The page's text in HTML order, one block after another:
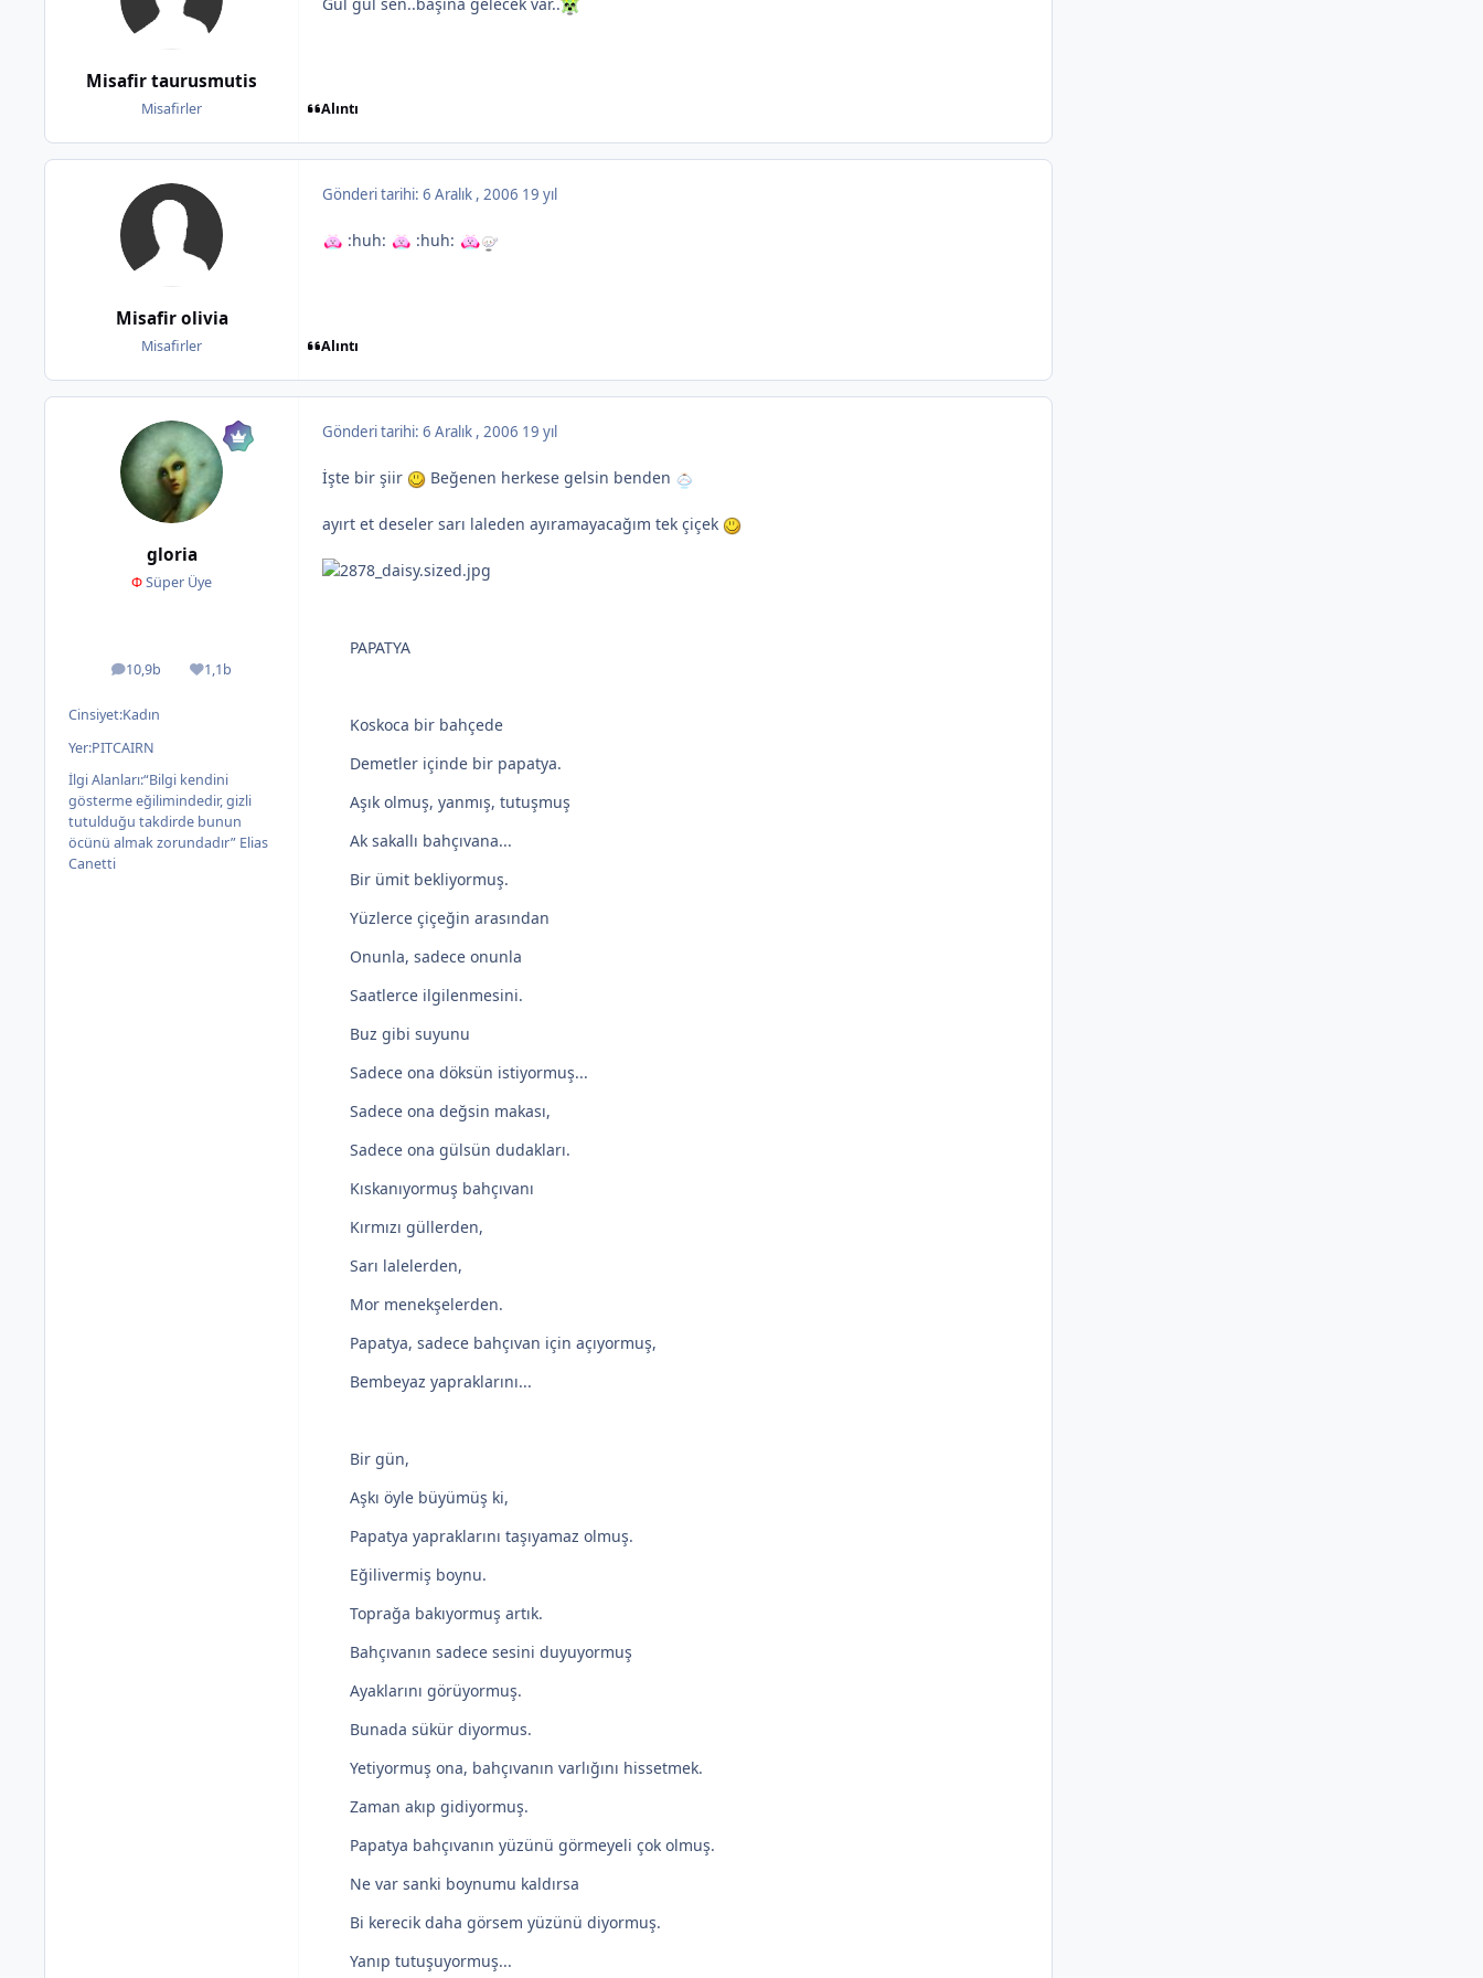
Misafir taurusmutis
Misafirler Alıntı
Misafir olivia
Misafirler
Gönderi tarihi: 6 Aralık , 2006 19 yıl
:huh: :huh:
Alıntı
gloria
ΦSüper Üye
10,9b
ileti 1,1b
İtibar
Cinsiyet:Kadın
Yer:PITCAIRN
İlgi Alanları:“Bilgi kendini
gösterme eğilimindedir, gizli
tutulduğu takdirde bunun
öcünü almak zorundadır” Elias
Canetti
Gönderi tarihi: 6 Aralık , 2006 19 yıl
İşte bir şiir Beğenen herkese gelsin benden
ayırt et deseler sarı laleden ayıramayacağım tek çiçek
PAPATYA
Koskoca bir bahçede
Demetler içinde bir papatya.
Aşık olmuş, yanmış, tutuşmuş
Ak sakallı bahçıvana...
Bir ümit bekliyormuş.
Yüzlerce çiçeğin arasından
Onunla, sadece onunla
Saatlerce ilgilenmesini.
Buz gibi suyunu
Sadece ona döksün istiyormuş...
Sadece ona değsin makası,
Sadece ona gülsün dudakları.
Kıskanıyormuş bahçıvanı
Kırmızı güllerden,
Sarı lalelerden,
Mor menekşelerden.
Papatya, sadece bahçıvan için açıyormuş,
Bembeyaz yapraklarını...
Bir gün,
Aşkı öyle büyümüş ki,
Papatya yapraklarını taşıyamaz olmuş.
Eğilivermiş boynu.
Toprağa bakıyormuş artık.
Bahçıvanın sadece sesini duyuyormuş
Ayaklarını görüyormuş.
Bunada sükür diyormus.
Yetiyormuş ona, bahçıvanın varlığını hissetmek.
Zaman akıp gidiyormuş.
Papatya bahçıvanın yüzünü görmeyeli çok olmuş.
Ne var sanki boynumu kaldırsa
Bi kerecik daha görsem yüzünü diyormuş.
Yanıp tutuşuyormuş...